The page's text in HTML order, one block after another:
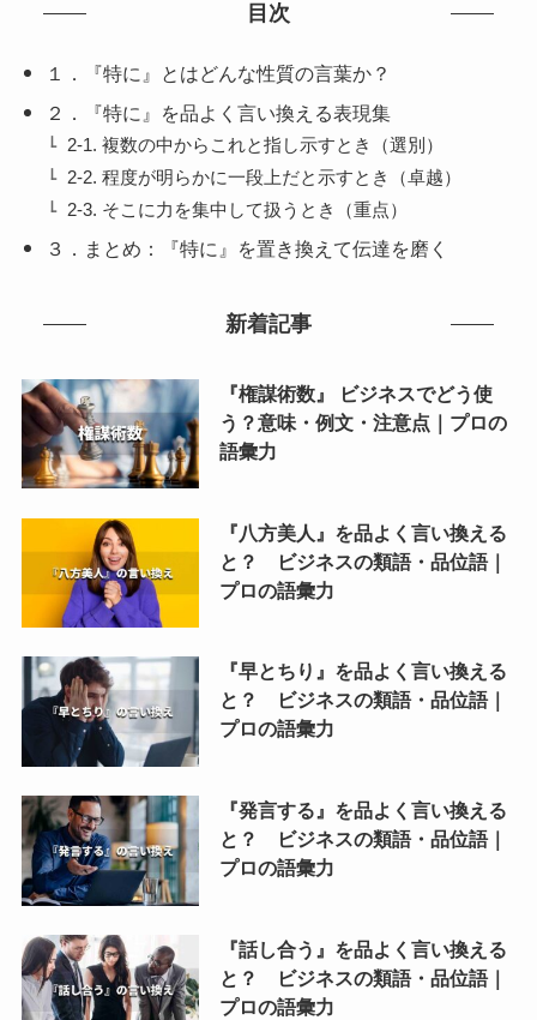
目次
１．『特に』とはどんな性質の言葉か？
２．『特に』を品よく言い換える表現集
2-1. 複数の中からこれと指し示すとき（選別）
2-2. 程度が明らかに一段上だと示すとき（卓越）
2-3. そこに力を集中して扱うとき（重点）
３．まとめ：『特に』を置き換えて伝達を磨く
新着記事
『権謀術数』 ビジネスでどう使
う？意味・例文・注意点｜プロの
語彙力
『八方美人』を品よく言い換える
と？ ビジネスの類語・品位語｜
プロの語彙力
『早とちり』を品よく言い換える
と？ ビジネスの類語・品位語｜
プロの語彙力
『発言する』を品よく言い換える
と？ ビジネスの類語・品位語｜
プロの語彙力
『話し合う』を品よく言い換える
と？ ビジネスの類語・品位語｜
プロの語彙力